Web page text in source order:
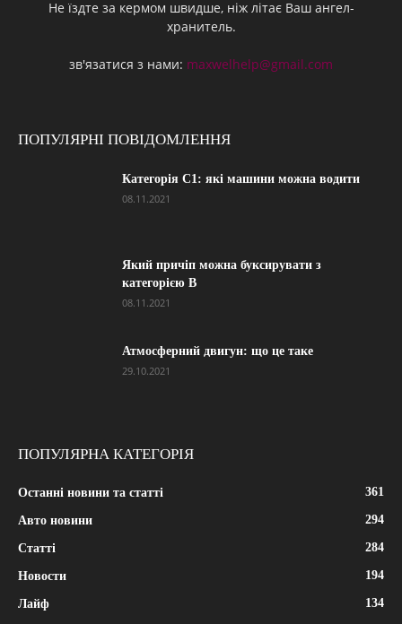
Не їздте за кермом швидше, ніж літає Ваш ангел-
хранитель.
зв'язатися з нами: maxwelhelp@gmail.com
ПОПУЛЯРНІ ПОВІДОМЛЕННЯ
Категорія С1: які машини можна водити
08.11.2021
Який причіп можна буксирувати з
категорією В
08.11.2021
Атмосферний двигун: що це таке
29.10.2021
ПОПУЛЯРНА КАТЕГОРІЯ
Останні новини та статті 361
Авто новини 294
Статті 284
Новости 194
Лайф 134